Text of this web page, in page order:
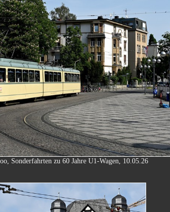
Sonderfahrten zu 60 Jahre U1-Wagen, 10.05.26